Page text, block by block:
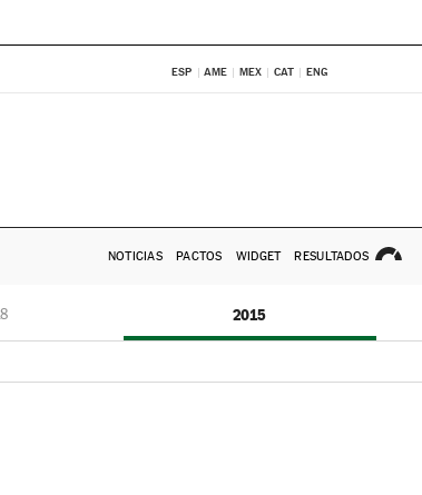
ESP AME MEX CAT ENG
NOTICIAS PACTOS WIDGET RESULTADOS
2015